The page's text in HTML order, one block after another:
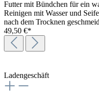
Futter mit Bündchen für ein
Reinigen mit Wasser und
nach dem Trocknen
49,50 €*
Ladengeschäft